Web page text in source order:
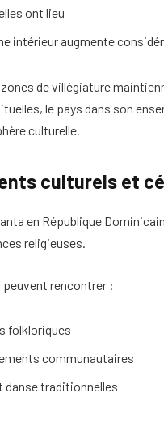
ont lieu
intérieur augmente
de villégiature
le pays dans son
culturelle.
culturels et
en République
religieuses.
rencontrer :
folkloriques
communautaires
danse traditionnelles